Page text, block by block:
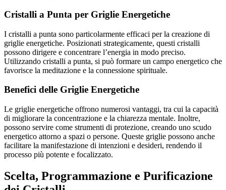
Cristalli a Punta per Griglie Energetiche
I cristalli a punta sono particolarmente efficaci per la creazione di
griglie energetiche. Posizionati strategicamente, questi cristalli
possono dirigere e concentrare l’energia in modo preciso.
Utilizzando cristalli a punta, si può formare un campo energetico che
favorisce la meditazione e la connessione spirituale.
Benefici delle Griglie Energetiche
Le griglie energetiche offrono numerosi vantaggi, tra cui la capacità
di migliorare la concentrazione e la chiarezza mentale. Inoltre,
possono servire come strumenti di protezione, creando uno scudo
energetico attorno a spazi o persone. Queste griglie possono anche
facilitare la manifestazione di intenzioni e desideri, rendendo il
processo più potente e focalizzato.
Scelta, Programmazione e Purificazione